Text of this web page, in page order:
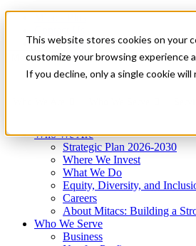
This website stores cookies on your
customize your browsing experience
If you decline, only a single cookie
News & Events
Get Started
Menu
Who We Are
Strategic Plan 2026-2030
Where We Invest
What We Do
Equity, Diversity, and
Careers
About Mitacs: Building a
Who We Serve
Business